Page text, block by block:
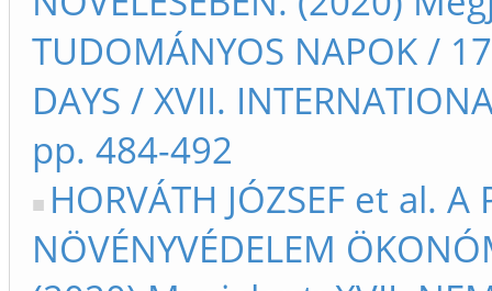
TUDOMÁNYOS NAPOK /
DAYS / XVII.
pp. 484-492
HORVÁTH JÓZSEF et al. A
NÖVÉNYVÉDELEM